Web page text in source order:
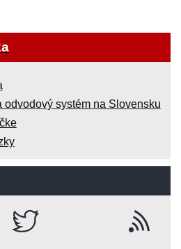
odvodový systém na Slovensku